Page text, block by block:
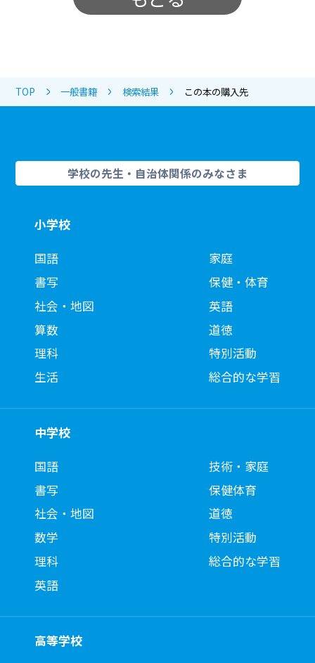
TOP 一般書籍 検索結果 この本の購入先
学校の先生・自治体関係のみなさま
小学校
国語
書写
社会・地図
算数
理科
生活
家庭
保健・体育
英語
道徳
特別活動
総合的な学習
中学校
国語
書写
社会・地図
数学
理科
英語
技術・家庭
保健体育
道徳
特別活動
総合的な学習
高等学校